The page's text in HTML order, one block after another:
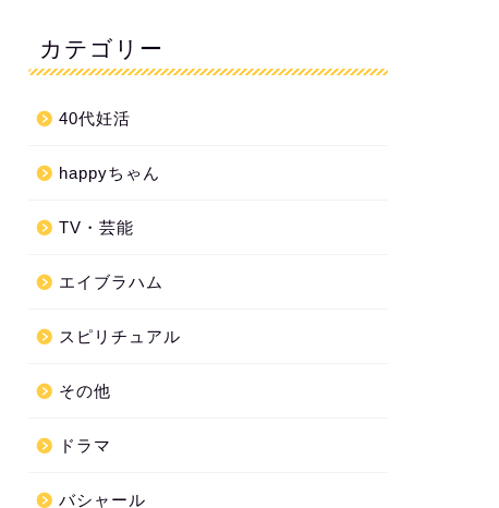
カテゴリー
40代妊活
happyちゃん
TV・芸能
エイブラハム
スピリチュアル
その他
ドラマ
バシャール